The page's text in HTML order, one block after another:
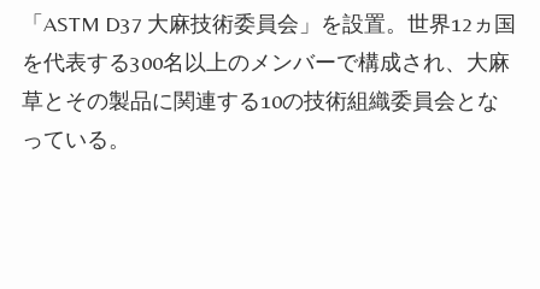
「 ASTM D37 大麻技術委員会」を設置。世界12 ヵ国
を代表する300名以上のメンバーで構成され、大麻
草とその製品に関連する10の技術組織委員会とな
っている。